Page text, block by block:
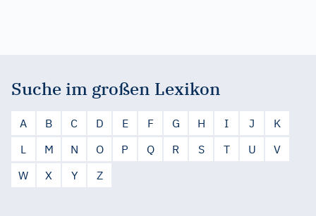
Suche im großen Lexikon
A B C D E F G H I J
K
L
M N O P Q R S T U
V
W
X Y Z